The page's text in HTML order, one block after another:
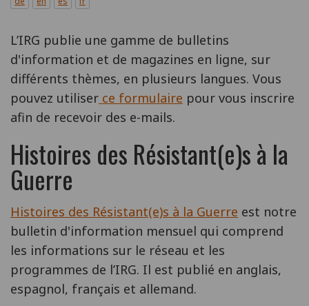
L’IRG publie une gamme de bulletins
d'information et de magazines en ligne, sur
différents thèmes, en plusieurs langues. Vous
pouvez utiliser ce formulaire pour vous inscrire
afin de recevoir des e-mails.
Histoires des Résistant(e)s à la
Guerre
Histoires des Résistant(e)s à la Guerre est notre
bulletin d'information mensuel qui comprend
les informations sur le réseau et les
programmes de l’IRG. Il est publié en anglais,
espagnol, français et allemand.